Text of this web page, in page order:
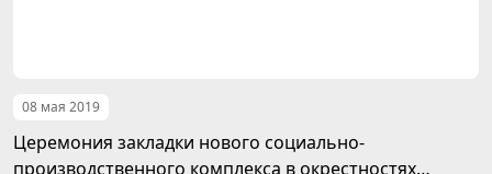
08 мая 2019
Церемония закладки нового социально-
производственного комплекса в окрестностях